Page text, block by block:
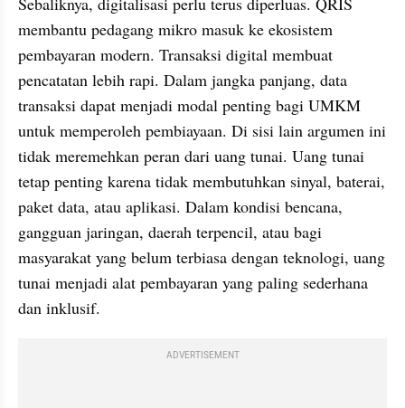
membantu pedagang mikro masuk ke ekosistem
pembayaran modern. Transaksi digital membuat
pencatatan lebih rapi. Dalam jangka panjang, data
transaksi dapat menjadi modal penting bagi UMKM
untuk memperoleh pembiayaan. Di sisi lain argumen ini
tidak meremehkan peran dari uang tunai. Uang tunai
tetap penting karena tidak membutuhkan sinyal, baterai,
paket data, atau aplikasi. Dalam kondisi bencana,
gangguan jaringan, daerah terpencil, atau bagi
masyarakat yang belum terbiasa dengan teknologi, uang
tunai menjadi alat pembayaran yang paling sederhana
dan inklusif.
ADVERTISEMENT